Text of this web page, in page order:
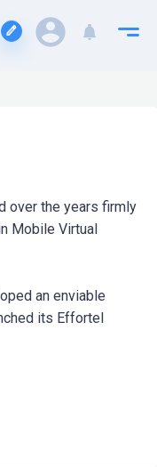
over the years firmly
Mobile Virtual
an enviable
its Effortel